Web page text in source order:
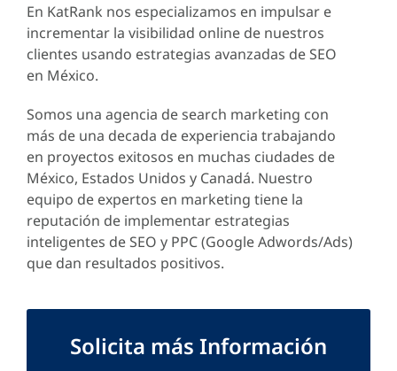
En KatRank nos especializamos en impulsar e
incrementar la visibilidad online de nuestros
clientes usando estrategias avanzadas de SEO
en México.
Somos una agencia de search marketing con
más de una decada de experiencia trabajando
en proyectos exitosos en muchas ciudades de
México, Estados Unidos y Canadá. Nuestro
equipo de expertos en marketing tiene la
reputación de implementar estrategias
inteligentes de SEO y PPC (Google Adwords/Ads)
que dan resultados positivos.
Solicita más Información